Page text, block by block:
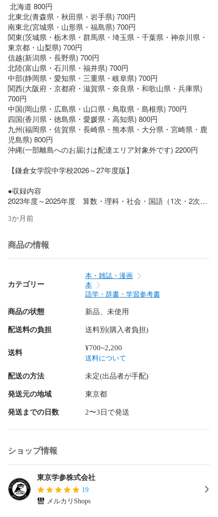
北海道 800円
北東北(青森県・秋田県・岩手県) 700円
南東北(宮城県・山形県・福島県) 700円
関東(茨城県・栃木県・群馬県・埼玉県・千葉県・神奈川県・
東京都・山梨県) 700円
信越(新潟県・長野県) 700円
北陸(富山県・石川県・福井県) 700円
中部(静岡県・愛知県・三重県・岐阜県) 700円
関西(大阪府・京都府・滋賀県・奈良県・和歌山県・兵庫県)
700円
中国(岡山県・広島県・山口県・鳥取県・島根県) 700円
四国(香川県・徳島県・愛媛県・高知県) 800円
九州(福岡県・佐賀県・長崎県・熊本県・大分県・宮崎県・鹿
児島県) 800円
沖縄(一部離島へのお届けは配達エリア対象外です) 2200円
【鎌倉女学院中学校2026～27年度版】
●収録内容
2023年度～2025年度　算数・理科・社会・国語（1次・2次）
※2020年度～2022年度は東京学参ホームページで公開してお
2026年度　2026年4月以降　東京学参ホームページにて公開
予定
※公開時期については東京学参ホームページをご確認くださ
※著作権上の都合により、掲載できない内容が生じることがあ
2026年度入試の問題・解答解説・解答用紙・「合否の鍵はこ
の問題だ！！」、2027年度入試受験用の「出題傾向の分析と
合格への対策」は東京学参ホームページで公開予定です。
最近3年間+3年間＜DL版・2026年度はデータで対応＞の入試
傾向を徹底分析・合格への対策と学習のポイント
国語は原則全年度の問題を紙面に掲載
実戦対応　学習に役立つ分類マーク付き
た「やや難」までを詳しく解説
便利なDL(ダウンロード)コンテンツ：「解答用紙ダウンロー
一人一人の可能性を伸ばす。6年一貫教育で進学実績も上昇。
21世紀を担う国際人育成を目指す。
★最寄り駅
横須賀線・江ノ島電鉄　鎌倉駅
3か月前
商品の情報
カテゴリー
本・雑誌・漫画
本
語学・辞書・学習参考書
商品の状態 新品、未使用
配送料の負担 送料別(購入者負担)
送料
¥700~2,200
送料について
配送の方法 未定(出品者が手配)
発送元の地域 東京都
発送までの日数 2〜3日で発送
ショップ情報
東京学参株式会社
19
メルカリShops